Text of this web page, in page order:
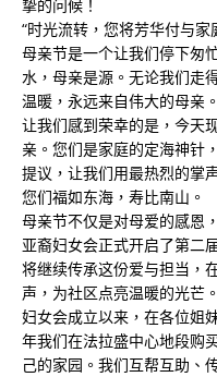
挚的问候！
“时光流转，您将芳华付与
母亲节是一个让我们停下匆
水，母亲是源。无论我们走
温暖，永远来自伟大的母亲。
让我们感到荣幸的是，今天
亲。您们是家庭的定海神针
提议，让我们用最热烈的掌
您们福如东海，寿比南山。
母亲节不仅是对母爱的感恩
亚裔妇女会正式开启了第二
将继续传承这份爱与担当，
声，为社区点亮温暖的光芒。
妇女会成立以来，在各位姐
年我们在法拉盛中心地段购
己的家园。我们互帮互助、